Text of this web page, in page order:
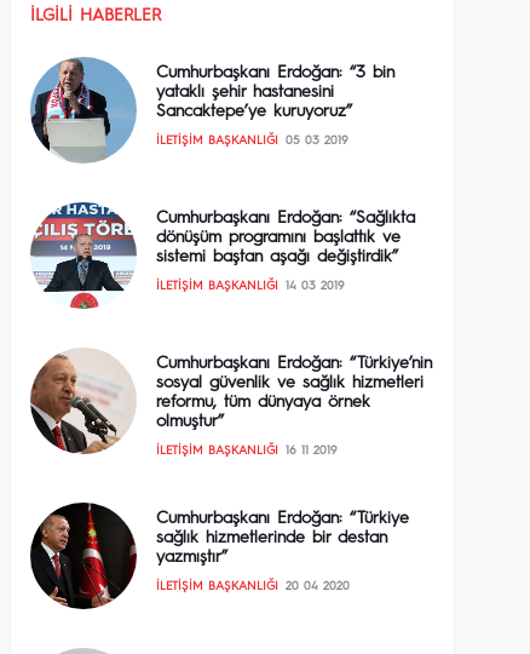
İLGILI HABERLER
Cumhurbaşkanı Erdoğan: “3 bin
yataklı şehir hastanesini
Sancaktepe’ye kuruyoruz”
İLETIŞIM BAŞKANLIĞI 05 03 2019
Cumhurbaşkanı Erdoğan: “Sağlıkta
dönüşüm programını başlattık ve
sistemi baştan aşağı değiştirdik”
İLETIŞIM BAŞKANLIĞI 14 03 2019
Cumhurbaşkanı Erdoğan: “Türkiye’nin
sosyal güvenlik ve sağlık hizmetleri
reformu, tüm dünyaya örnek
olmuştur”
İLETIŞIM BAŞKANLIĞI 16 11 2019
Cumhurbaşkanı Erdoğan: “Türkiye
sağlık hizmetlerinde bir destan
yazmıştır”
İLETIŞIM BAŞKANLIĞI 20 04 2020